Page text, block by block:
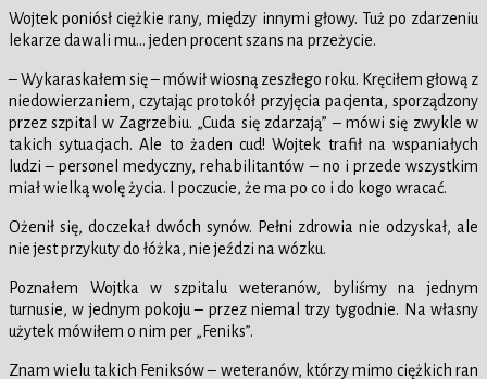
Wojtek poniósł ciężkie rany, między innymi głowy. Tuż po zdarzeniu
lekarze dawali mu… jeden procent szans na przeżycie.
– Wykaraskałem się – mówił wiosną zeszłego roku. Kręciłem głową z
niedowierzaniem, czytając protokół przyjęcia pacjenta, sporządzony
przez szpital w Zagrzebiu. „Cuda się zdarzają” – mówi się zwykle w
takich sytuacjach. Ale to żaden cud! Wojtek trafił na wspaniałych
ludzi – personel medyczny, rehabilitantów – no i przede wszystkim
miał wielką wolę życia. I poczucie, że ma po co i do kogo wracać.
Ożenił się, doczekał dwóch synów. Pełni zdrowia nie odzyskał, ale
nie jest przykuty do łóżka, nie jeździ na wózku.
Poznałem Wojtka w szpitalu weteranów, byliśmy na jednym
turnusie, w jednym pokoju – przez niemal trzy tygodnie. Na własny
użytek mówiłem o nim per „Feniks”.
Znam wielu takich Feniksów – weteranów, którzy mimo ciężkich ran